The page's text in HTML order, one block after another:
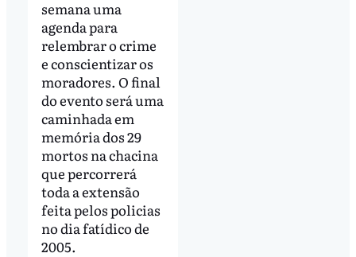
semana uma
agenda para
relembrar o crime
e conscientizar os
moradores. O final
do evento será uma
caminhada em
memória dos 29
mortos na chacina
que percorrerá
toda a extensão
feita pelos policias
no dia fatídico de
2005.